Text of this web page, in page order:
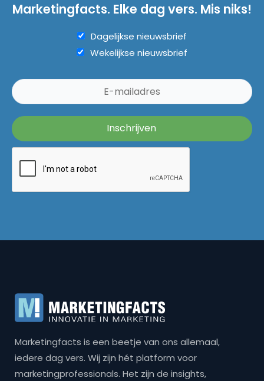
Marketingfacts. Elke dag vers. Mis niks!
Dagelijkse nieuwsbrief
Wekelijkse nieuwsbrief
Marketingfacts is een beetje van ons allemaal,
iedere dag vers. Wij zijn hét platform voor
marketingprofessionals. Het zijn de insights,